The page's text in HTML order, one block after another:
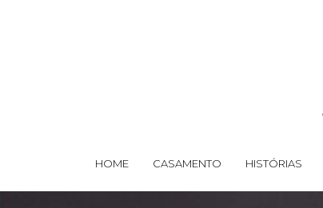
HOME CASAMENTO HISTÓRIAS